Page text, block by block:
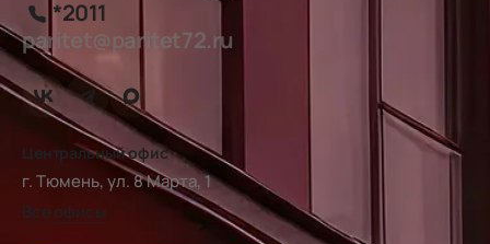
*2011
paritet@paritet72.ru
Центральный офис
г. Тюмень, ул. 8 Марта, 1
Все офисы